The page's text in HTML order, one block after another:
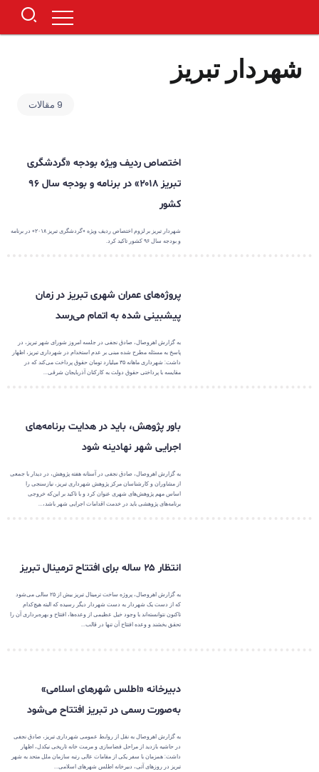
شهردار تبریز
9 مقالات
اختصاص ردیف ویژه بودجه «گردشگری
تبریز ۲۰۱۸» در برنامه و بودجه سال ۹۶
کشور
شهردار تبریز بر لزوم اختصاص ردیف ویژه «گردشگری تبریز ۲۰۱۸» در برنامه
و بودجه سال ۹۶ کشور تاکید کرد.
پروژه‌های عمران شهری تبریز در زمان
پیشبینی شده به اتمام می‌رسد
به گزارش اهروصال، صادق نجفی در جلسه امروز شورای شهر تبریز، در
پاسخ به مسئله مطرح شده مبنی بر عدم استخدام در شهرداری تبریز، اظهار
داشت: شهرداری ماهانه ۳۵ میلیارد تومان حقوق پرداخت می‌کند که در
مقایسه با پرداختی حقوق دولت به کارکنان آذربایجان شرقی...
باور پژوهش، باید در هدایت برنامه‌های
اجرایی شهر نهادینه شود
به گزارش اهروصال، صادق نجفی در آستانه هفته پژوهش، در دیدار با جمعی
از مشاوران و کارشناسان مرکز پژوهش شهرداری تبریز، نیازسنجی را
اساس مهم پژوهش‌های شهری عنوان کرد و با تاکید بر این‌که خروجی
برنامه‌های پژوهشی باید در خدمت اقدامات اجرایی شهر باشد،...
انتظار ۲۵ ساله برای افتتاح ترمینال تبریز
به گزارش اهروصال، پروژه ساخت ترمینال تبریز بیش از ۲۵ سالی می‌شود
که از دست یک شهردار به دست شهردار دیگر رسیده که البته هیچ‌کدام
تاکنون نتوانسته‌اند با وجود خیل عظیمی از وعده‌ها، افتتاح و بهره‌برداری آن را
تحقق بخشند و وعده افتتاح آن تنها در قالب...
دبیرخانه «اطلس شهرهای اسلامی»
به‌صورت رسمی در تبریز افتتاح می‌شود
به گزارش اهروصال به نقل از روابط عمومی شهرداری تبریز، صادق نجفی
در حاشیه بازدید از مراحل فضاسازی و مرمت خانه تاریخی نیکدل، اظهار
داشت: همزمان با سفر یکی از مقامات عالی رتبه سازمان ملل متحد به شهر
تبریز در روزهای آتی، دبیرخانه اطلس شهرهای اسلامی...